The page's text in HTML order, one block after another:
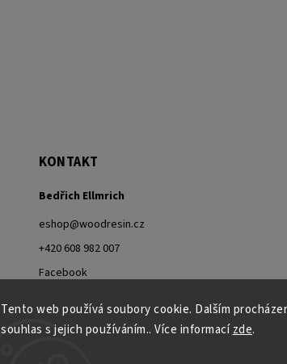
Tento web používá soubory cookie. Dalším
souhlas s jejich používáním.. Více informacízde.
KONTAKT
Bedřich Ellmrich
eshop@woodresin.cz
+420 608 982 007
Facebook